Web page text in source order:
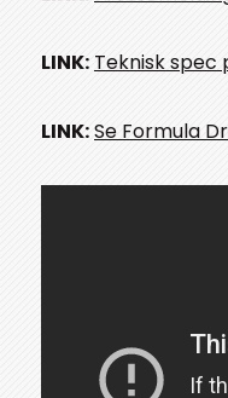
LINK: Teknisk spec
LINK:Se Formula